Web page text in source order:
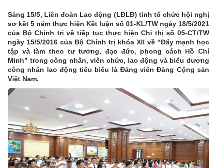
Sáng 15/5, Liên đoàn Lao động (LĐLĐ) tỉnh tổ chức hội nghị
sơ kết 5 năm thực hiện Kết luận số 01-KL/TW ngày 18/5/2021
của Bộ Chính trị về tiếp tục thực hiện Chỉ thị số 05-CT/TW
ngày 15/5/2016 của Bộ Chính trị khóa XII về “Đẩy mạnh học
tập và làm theo tư tưởng, đạo đức, phong cách Hồ Chí
Minh” trong công nhân, viên chức, lao động và biểu dương
công nhân lao động tiêu biểu là Đảng viên Đảng Cộng sản
Việt Nam.